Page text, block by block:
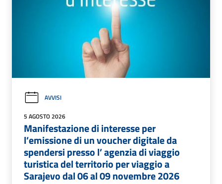
AVVISI
5 AGOSTO 2026
Manifestazione di interesse per
l’emissione di un voucher digitale da
spendersi presso l’ agenzia di viaggio
turistica del territorio per viaggio a
Sarajevo dal 06 al 09 novembre 2026